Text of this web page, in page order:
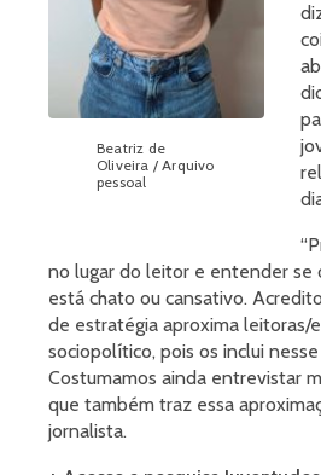
Beatriz de
Oliveira / Arquivo
pessoal
no lugar do leitor e entender se
está chato ou cansativo.
de estratégia aproxima leitoras/
sociopolítico, pois os inclui
Costumamos ainda entrevistar
que também traz essa
jornalista.